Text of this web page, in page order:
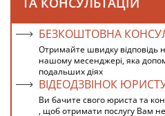
БЕЗКОШТОВНА
Отримайте швидку
нашому месенджері, яка
подальших діях
ВІДЕОДЗВІНОК
Ви бачите свого юриста та
, щоб отримати послугу Вам